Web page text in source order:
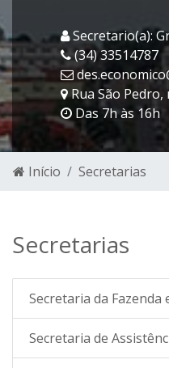
Secretario(a):
(34) 33514787
Rua São Pedro,
Das 7h às 16h
Início Secretarias
Secretarias
Secretaria da Fazenda
Secretaria de